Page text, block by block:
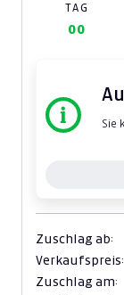
TAG
00
Sie
Zuschlag ab:
Verkaufspreis:
Zuschlag am: